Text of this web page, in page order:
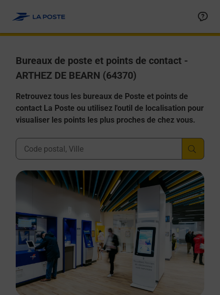
Bureaux de poste et points de contact -
ARTHEZ DE BEARN (64370)
Retrouvez tous les bureaux de Poste et points de
contact La Poste ou utilisez l'outil de localisation pour
visualiser les points les plus proches de chez vous.
Ville, Département, Code Postal